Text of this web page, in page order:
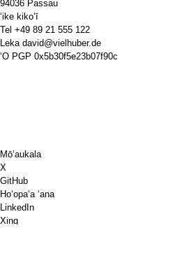
94036 Passau
ʻike kikoʻī
Tel +49 89 21 555 122
Leka david@vielhuber.de
ʻO PGP 0x5b30f5e23b07f90c
Mōʻaukala
X
GitHub
Hoʻopaʻa ʻana
LinkedIn
Xing